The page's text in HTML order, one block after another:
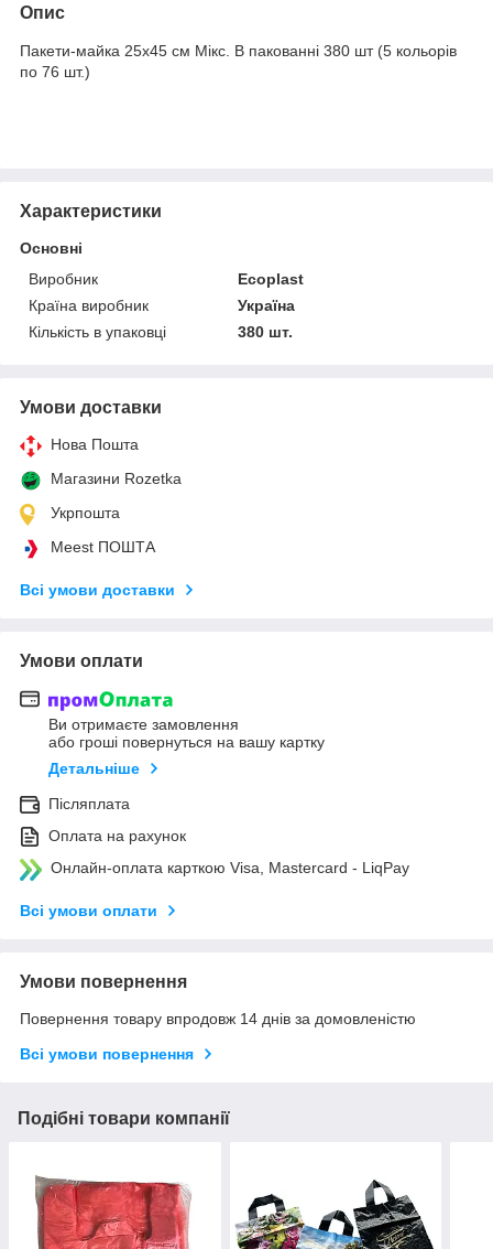
Опис
Пакети-майка 25х45 см Мікс. В пакованні 380 шт (5 кольорів
по 76 шт.)
Характеристики
Основні
Виробник
Ecoplast
Країна виробник
Україна
Кількість в упаковці
380 шт.
Умови доставки
Нова Пошта
Магазини Rozetka
Укрпошта
Meest ПОШТА
Всі умови доставки
Умови оплати
Ви отримаєте замовлення
або гроші повернуться на вашу картку
Детальніше
Післяплата
Оплата на рахунок
Онлайн-оплата карткою Visa, Mastercard - LiqPay
Всі умови оплати
Умови повернення
Повернення товару впродовж 14 днів за домовленістю
Всі умови повернення
Подібні товари компанії